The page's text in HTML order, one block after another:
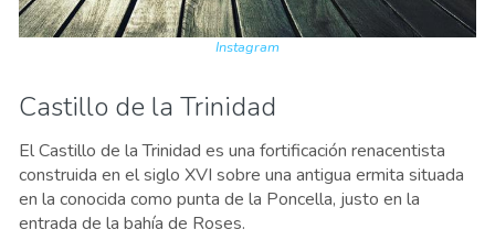
Instagram
Castillo de la Trinidad
El Castillo de la Trinidad es una fortificación renacentista
construida en el siglo XVI sobre una antigua ermita situada
en la conocida como punta de la Poncella, justo en la
entrada de la bahía de Roses.